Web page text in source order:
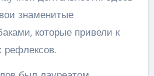
знаменитые
которые привели к
рефлексов.